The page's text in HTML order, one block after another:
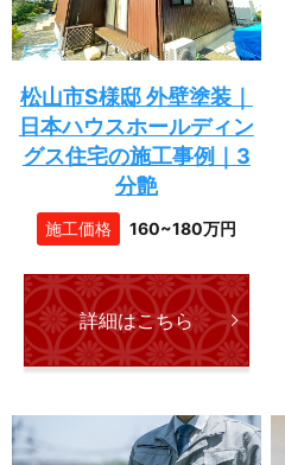
松山市S様邸 外壁塗装｜
日本ハウスホールディン
グス住宅の施工事例｜3
分艶
施工価格 160~180万円
詳細はこちら